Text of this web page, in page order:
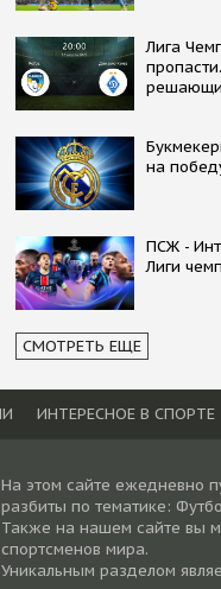
Лига
на
ПСЖ -
Лиги
СМОТРЕТЬ ЕЩЕ
ИНТЕРЕСНОЕ В СПОРТЕ
На этом сайте ежедневно
разбиты по тематике:
Также на нашем сайте вы
спортсменов мира.
Уникальным разделом